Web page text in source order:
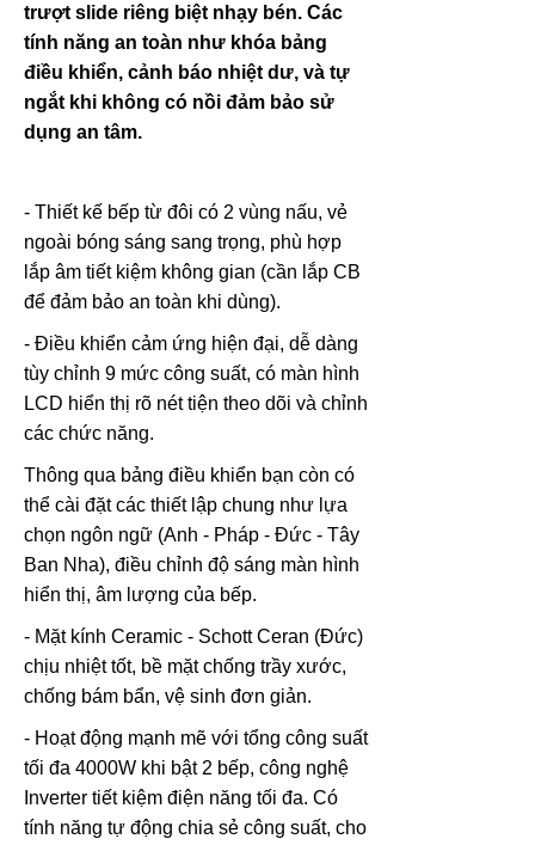
trượt slide riêng biệt nhạy bén. Các
tính năng an toàn như khóa bảng
điều khiển, cảnh báo nhiệt dư, và tự
ngắt khi không có nồi đảm bảo sử
dụng an tâm.
- Thiết kế bếp từ đôi có 2 vùng nấu, vẻ
ngoài bóng sáng sang trọng, phù hợp
lắp âm tiết kiệm không gian (cần lắp CB
để đảm bảo an toàn khi dùng).
- Điều khiển cảm ứng hiện đại, dễ dàng
tùy chỉnh 9 mức công suất, có màn hình
LCD hiển thị rõ nét tiện theo dõi và chỉnh
các chức năng.
Thông qua bảng điều khiển bạn còn có
thể cài đặt các thiết lập chung như lựa
chọn ngôn ngữ (Anh - Pháp - Đức - Tây
Ban Nha), điều chỉnh độ sáng màn hình
hiển thị, âm lượng của bếp.
- Mặt kính Ceramic - Schott Ceran (Đức)
chịu nhiệt tốt, bề mặt chống trầy xước,
chống bám bẩn, vệ sinh đơn giản.
- Hoạt động mạnh mẽ với tổng công suất
tối đa 4000W khi bật 2 bếp, công nghệ
Inverter tiết kiệm điện năng tối đa. Có
tính năng tự động chia sẻ công suất, cho